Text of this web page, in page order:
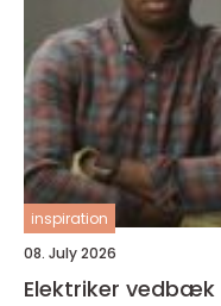
inspiration
08. July 2026